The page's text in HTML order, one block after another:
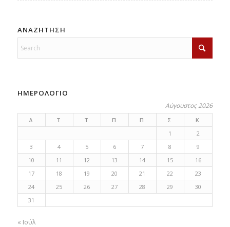
ΑΝΑΖΗΤΗΣΗ
ΗΜΕΡΟΛΟΓΙΟ
Αύγουστος 2026
Δ Τ Τ Π Π Σ
Κ
1
2
3
4 5 6 7 8
9
10
11 12 13 14 15
16
17
18 19 20 21 22
23
24
25 26 27 28 29
30
31
« Ιούλ